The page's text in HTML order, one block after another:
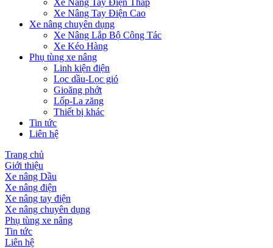
Xe Nâng Tay Điện Thấp
Xe Nâng Tay Điện Cao
Xe nâng chuyên dụng
Xe Nâng Lắp Bộ Công Tác
Xe Kéo Hàng
Phụ tùng xe nâng
Linh kiện điện
Lọc dầu-Lọc gió
Gioăng phớt
Lốp-La zăng
Thiết bị khác
Tin tức
Liên hệ
Trang chủ
Giới thiệu
Xe nâng Dầu
Xe nâng điện
Xe nâng tay điện
Xe nâng chuyên dụng
Phụ tùng xe nâng
Tin tức
Liên hệ